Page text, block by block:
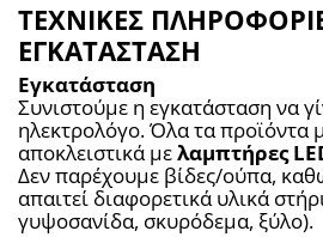
ΤΕΧΝΙΚΕΣ
ΕΓΚΑΤΑΣΤΑΣΗ
Εγκατάσταση
Συνιστούμε η εγκατάσταση να
ηλεκτρολόγο. Όλα τα προϊόντα
αποκλειστικά με λαμπτήρες
Δεν παρέχουμε βίδες/ούπα,
απαιτεί διαφορετικά υλικά
γυψοσανίδα, σκυρόδεμα, ξύλο).